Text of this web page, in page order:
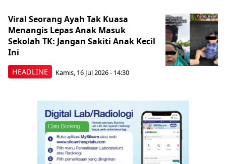
HEADLINE
Viral Seorang Ayah Tak Kuasa
Menangis Lepas Anak Masuk
Sekolah TK: Jangan Sakiti Anak Kecil
Ini
Kamis, 16 Jul 2026 - 14:30